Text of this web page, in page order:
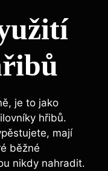
je to jako
hřibů.
mají
běžné
nikdy nahradit.